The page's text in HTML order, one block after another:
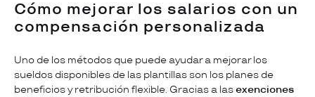
Cómo mejorar los salarios con un
compensación personalizada
Uno de los métodos que puede ayudar a mejorar los
sueldos disponibles de las plantillas son los planes de
beneficios y retribución flexible. Gracias a lasexenciones